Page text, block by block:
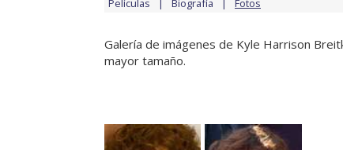
Películas Biografía Fotos
Galería de imágenes de Kyle Harrison
mayor tamaño.